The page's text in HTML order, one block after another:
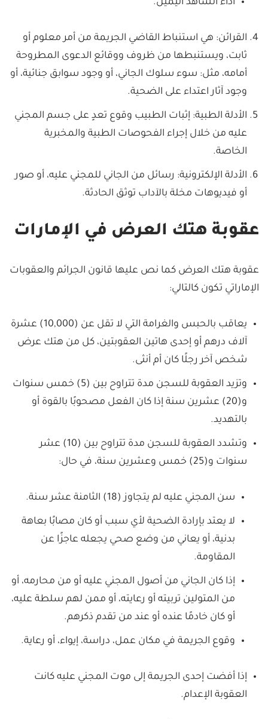
أداء الشاهد اليمين.
القرائن: هي استنباط القاضي الجريمة من أمر معلوم أو
ثابت، ويستنبطها من ظروف ووقائع الدعوى المطروحة
أمامه، مثل: سوء سلوك الجاني، أو وجود سوابق جنائية، أو
وجود آثار اعتداء على الضحية.
الأدلة الطبية: إثبات الطبيب وقوع تعدٍ على جسم المجني
عليه من خلال إجراء الفحوصات الطبية والمخبرية
الخاصة.
الأدلة الإلكترونية: رسائل من الجاني للمجني عليه، أو صور
أو فيديوهات مخلة بالآداب توثق الحادثة.
عقوبة هتك العرض في الإمارات
عقوبة هتك العرض كما نص عليها قانون الجرائم والعقوبات
الإماراتي تكون كالتالي:
يعاقب بالحبس والغرامة التي لا تقل عن (10,000) عشرة
آلاف درهم أو إحدى هاتين العقوبتين، كل من هتك عرض
شخص آخر رجلًا كان أم أنثى.
وتزيد العقوبة للسجن مدة تتراوح بين (5) خمس سنوات
و(20) عشرين سنة إذا كان الفعل مصحوبًا بالقوة أو
بالتهديد.
وتشدد العقوبة للسجن مدة تتراوح بين (10) عشر
سنوات و(25) خمس وعشرين سنة، في حال:
سن المجني عليه لم يتجاوز (18) الثامنة عشر سنة.
لا يعتد بإرادة الضحية لأي سبب أو كان مصابًا بعاهة
بدنية، أو يعاني من وضع صحي يجعله عاجزًا عن
المقاومة.
إذا كان الجاني من أصول المجني عليه أو من محارمه، أو
من المتولين تربيته أو رعايته، أو ممن لهم سلطة عليه،
أو كان خادمًا عنده أو عند من تقدم ذكرهم.
وقوع الجريمة في مكان عمل، دراسة، إيواء، أو رعاية.
إذا أفضت إحدى الجريمة إلى موت المجني عليه كانت
العقوبة الإعدام.